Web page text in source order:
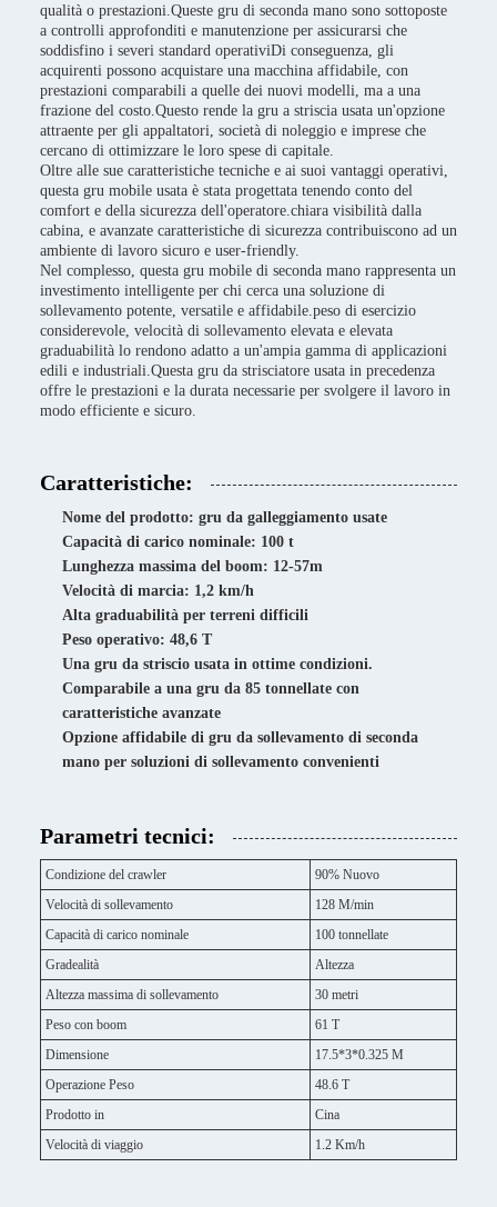
qualità o prestazioni.Queste gru di seconda mano sono sottoposte
a controlli approfonditi e manutenzione per assicurarsi che
soddisfino i severi standard operativiDi conseguenza, gli
acquirenti possono acquistare una macchina affidabile, con
prestazioni comparabili a quelle dei nuovi modelli, ma a una
frazione del costo.Questo rende la gru a striscia usata un'opzione
attraente per gli appaltatori, società di noleggio e imprese che
cercano di ottimizzare le loro spese di capitale.
Oltre alle sue caratteristiche tecniche e ai suoi vantaggi operativi,
questa gru mobile usata è stata progettata tenendo conto del
comfort e della sicurezza dell'operatore.chiara visibilità dalla
cabina, e avanzate caratteristiche di sicurezza contribuiscono ad un
ambiente di lavoro sicuro e user-friendly.
Nel complesso, questa gru mobile di seconda mano rappresenta un
investimento intelligente per chi cerca una soluzione di
sollevamento potente, versatile e affidabile.peso di esercizio
considerevole, velocità di sollevamento elevata e elevata
graduabilità lo rendono adatto a un'ampia gamma di applicazioni
edili e industriali.Questa gru da strisciatore usata in precedenza
offre le prestazioni e la durata necessarie per svolgere il lavoro in
modo efficiente e sicuro.
Caratteristiche:
Nome del prodotto: gru da galleggiamento usate
Capacità di carico nominale: 100 t
Lunghezza massima del boom: 12-57m
Velocità di marcia: 1,2 km/h
Alta graduabilità per terreni difficili
Peso operativo: 48,6 T
Una gru da striscio usata in ottime condizioni.
Comparabile a una gru da 85 tonnellate con
caratteristiche avanzate
Opzione affidabile di gru da sollevamento di seconda
mano per soluzioni di sollevamento convenienti
Parametri tecnici:
Condizione del crawler
90% Nuovo
Velocità di sollevamento
128 M/min
Capacità di carico nominale
100 tonnellate
Gradealità
Altezza
Altezza massima di sollevamento
30 metri
Peso con boom
61 T
Dimensione
17.5*3*0.325 M
Operazione Peso
48.6 T
Prodotto in
Cina
Velocità di viaggio
1.2 Km/h